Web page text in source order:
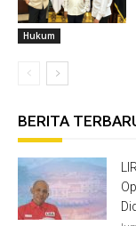
Hukum
BERITA